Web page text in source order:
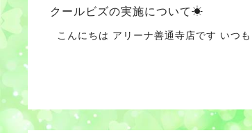
クールビズの実施について☀
こんにちは アリーナ善通寺店です い